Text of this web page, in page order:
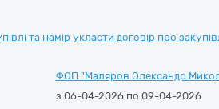
та намір укласти договір про
ФОП "Маляров Олександр
з 06-04-2026 по 09-04-2026